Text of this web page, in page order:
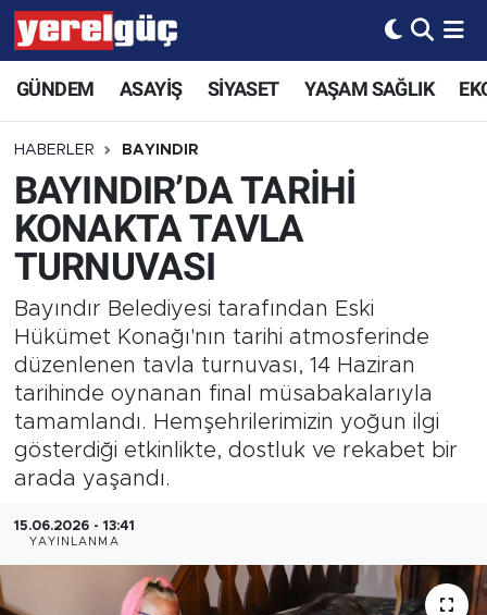
GÜNDEM ASAYİŞ SİYASET YAŞAM SAĞLIK
HABERLER BAYINDIR
BAYINDIR’DA TARİHİ
KONAKTA TAVLA
TURNUVASI
Bayındır Belediyesi tarafından Eski
Hükümet Konağı'nın tarihi atmosferinde
düzenlenen tavla turnuvası, 14 Haziran
tarihinde oynanan final müsabakalarıyla
tamamlandı. Hemşehrilerimizin yoğun ilgi
gösterdiği etkinlikte, dostluk ve rekabet bir
arada yaşandı.
15.06.2026 - 13:41
YAYINLANMA